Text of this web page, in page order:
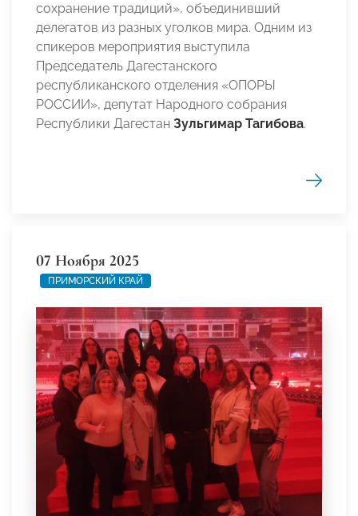
сохранение традиций», объединивший
делегатов из разных уголков мира. Одним из
спикеров мероприятия выступила
Председатель Дагестанского
республиканского отделения «ОПОРЫ
РОССИИ», депутат Народного собрания
Республики Дагестан Зульгимар Тагибова.
07 Ноября 2025
ПРИМОРСКИЙ КРАЙ